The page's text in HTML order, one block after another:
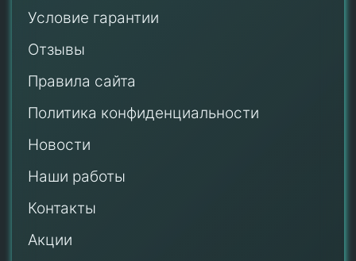
Условие гарантии
Отзывы
Правила сайта
Политика конфиденциальности
Новости
Наши работы
Контакты
Акции